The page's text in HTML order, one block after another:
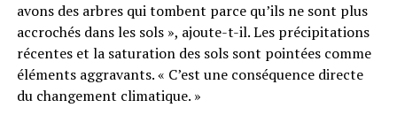
avons des arbres qui tombent parce qu’ils ne sont plus
accrochés dans les sols », ajoute-t-il. Les précipitations
récentes et la saturation des sols sont pointées comme
éléments aggravants. « C’est une conséquence directe
du changement climatique. »